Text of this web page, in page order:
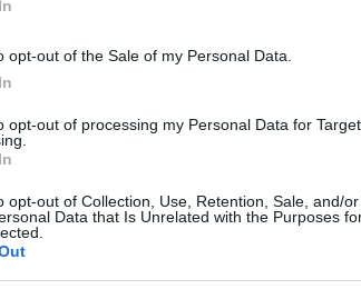
opt-out of the Sale of my Personal Data.
opt-out of processing my Personal Data for
opt-out of Collection, Use, Retention, Sale, and/
Data that Is Unrelated with the Purposes
alla tratta, mantenendo al tempo
le norme applicabili tra
all’acquisto in comune di navi
regionali e nazionali, da
del servizio e la manutenzione
anche la fattibilità di istituire
che rediga e gestisca
con l’inserimento dell’acquisto